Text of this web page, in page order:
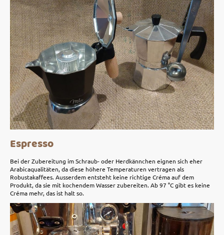
Espresso
Bei der Zubereitung im Schraub- oder Herdkännchen eignen sich eher
Arabicaqualitäten, da diese höhere Temperaturen vertragen als
Robustakaffees. Ausserdem entsteht keine richtige Créma auf dem
Produkt, da sie mit kochendem Wasser zubereiten. Ab 97 °C gibt es keine
Créma mehr, das ist halt so.